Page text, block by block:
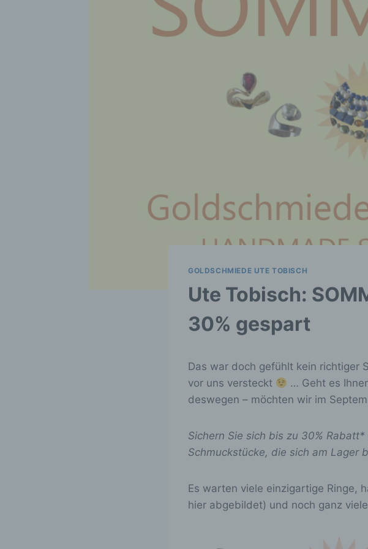
GOLDSCHMIEDE UTE TOBISCH
Ute Tobisch:
30% gespart
Das war doch gefühlt kein richtiger
vor uns versteckt
… Geht es
deswegen – möchten wir im
Sichern Sie sich bis zu 30%
Schmuckstücke, die sich am Lager
Es warten viele einzigartige Ringe,
hier abgebildet) und noch ganz